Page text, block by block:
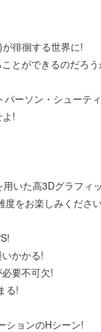
徘徊する世界に!
とができるのだろ
ーソン・シューテ
よ!
いた高3Dグラフィ
度をお楽しみくださ
かかる!
要不可欠!
る!
ションのHシーン!